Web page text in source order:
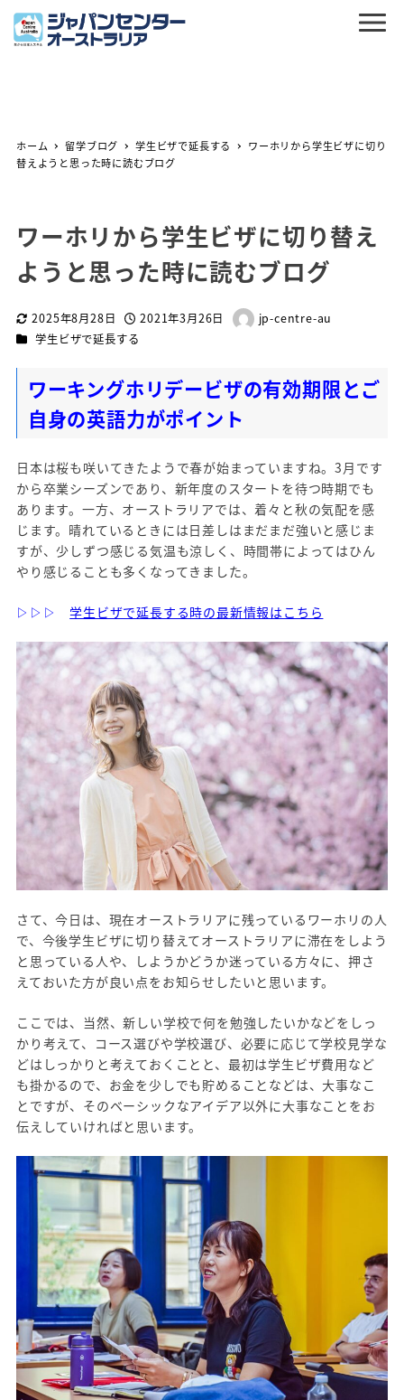
ホーム 留学ブログ 学生ビザで延長する
ワーホリから学生ビザに切り
替えようと思った時に読むブログ
ワーホリから学生ビザに切り替え
ようと思った時に読むブログ
更新日2025年8月28日 投稿日2021年3月26日
著
jp-centre-au
カテゴリー
学生ビザで延長する
ワーキングホリデービザの有効期限とご
自身の英語力がポイント
日本は桜も咲いてきたようで春が始まっていますね。3月です
から卒業シーズンであり、新年度のスタートを待つ時期でも
あります。一方、オーストラリアでは、着々と秋の気配を感
じます。晴れているときには日差しはまだまだ強いと感じま
すが、少しずつ感じる気温も涼しく、時間帯によってはひん
やり感じることも多くなってきました。
▷▷▷ 学生ビザで延長する時の最新情報はこちら
さて、今日は、現在オーストラリアに残っているワーホリの人
で、今後学生ビザに切り替えてオーストラリアに滞在をしよう
と思っている人や、しようかどうか迷っている方々に、押さ
えておいた方が良い点をお知らせしたいと思います。
ここでは、当然、新しい学校で何を勉強したいかなどをしっ
かり考えて、コース選びや学校選び、必要に応じて学校見学な
どはしっかりと考えておくことと、最初は学生ビザ費用など
も掛かるので、お金を少しでも貯めることなどは、大事なこ
とですが、そのベーシックなアイデア以外に大事なことをお
伝えしていければと思います。